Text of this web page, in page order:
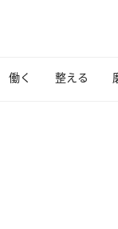
働く 整える